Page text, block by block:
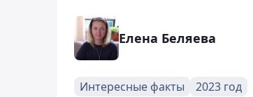
Елена Беляева
Интересные факты 2023 год